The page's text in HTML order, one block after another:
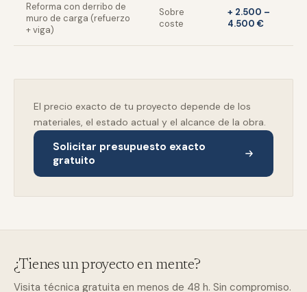
Reforma con derribo de
muro de carga (refuerzo
+ viga)
Sobre
coste
+ 2.500 –
4.500 €
El precio exacto de tu proyecto depende de los
materiales, el estado actual y el alcance de la obra.
Solicitar presupuesto exacto
gratuito
¿Tienes un proyecto en mente?
Visita técnica gratuita en menos de 48 h. Sin compromiso.